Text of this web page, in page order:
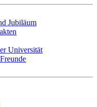
Jubiläum
Universität